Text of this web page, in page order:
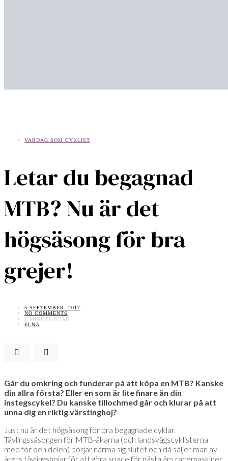
VARDAG SOM CYKLIST
Letar du begagnad
MTB? Nu är det
högsäsong för bra
grejer!
5 SEPTEMBER, 2017
NO COMMENTS
2 MINUTE READ
ELNA
Går du omkring och funderar på att köpa en MTB? Kanske
din allra första? Eller en som är lite finare än din
instegscykel? Du kanske tillochmed går och klurar på att
unna dig en riktig värstinghoj?
Just nu är det högsäsong för bra begagnade cyklar.
Tävlingssäsongen för MTB-åkarna (och landsvägscyklisterna
med för den delen) börjar närma sig slutet och då säljer man av
årets tävlingshojar för att göra space för nästa års racemaskiner.